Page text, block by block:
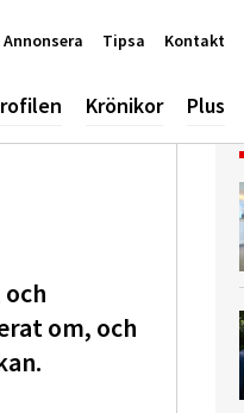
Krönikor Plus
Annonsera Tipsa Kontakt
om, och